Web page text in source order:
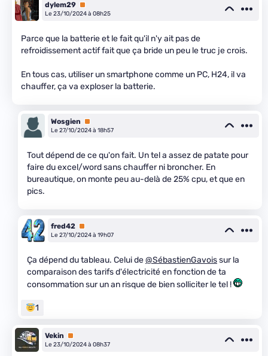
dylem29 Premium
Le 23/10/2024 à 08h25
Parce que la batterie et le fait qu'il n'y ait pas de
refroidissement actif fait que ça bride un peu le truc je crois.
En tous cas, utiliser un smartphone comme un PC, H24, il va
chauffer, ça va exploser la batterie.
Wosgien
Premium
Le 27/10/2024 à 18h57
Tout dépend de ce qu'on fait. Un tel a assez de patate pour
faire du excel/word sans chauffer ni broncher. En
bureautique, on monte peu au-delà de 25% cpu, et que en
pics.
fred42 Premium
Le 27/10/2024 à 19h07
Ça dépend du tableau. Celui de@SébastienGavoissur la
comparaison des tarifs d'électricité en fonction de ta
consommation sur un an risque de bien solliciter le tel !
1
Vekin
Premium
Le 23/10/2024 à 08h37